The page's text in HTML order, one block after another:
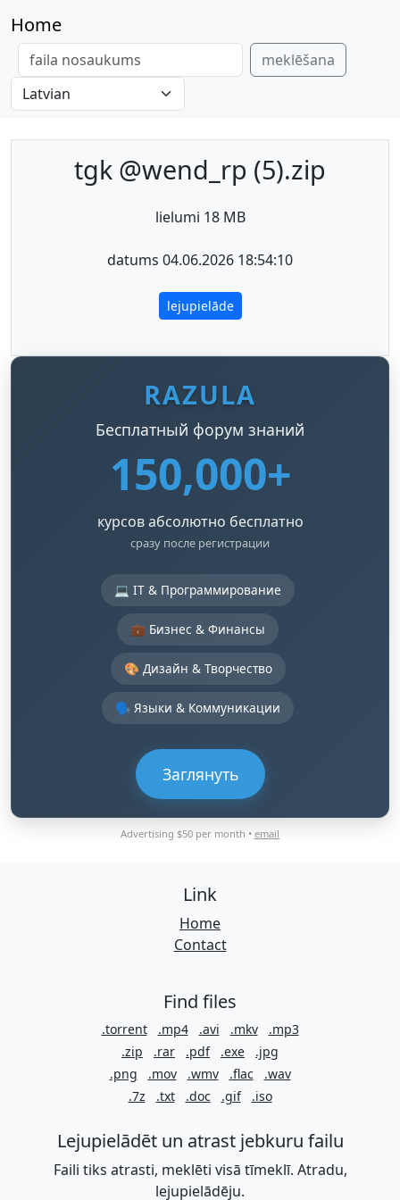
Home
meklēšana
tgk @wend_rp (5).zip
lielumi 18 MB
datums 04.06.2026 18:54:10
lejupielāde
RAZULA
Бесплатный форум знаний
150,000+
курсов абсолютно бесплатно
сразу после регистрации
💻 IT & Программирование
💼 Бизнес & Финансы
🎨 Дизайн & Творчество
🗣️ Языки & Коммуникации
Заглянуть
Advertising $50 per month • email
Link
Home
Contact
Find files
.torrent .mp4 .avi .mkv
.mp3
.zip
.rar .pdf .exe
.jpg
.png
.mov .wmv .flac
.wav
.7z
.txt .doc .gif .iso
Lejupielādēt un atrast jebkuru failu
Faili tiks atrasti, meklēti visā tīmeklī. Atradu,
lejupielādēju.